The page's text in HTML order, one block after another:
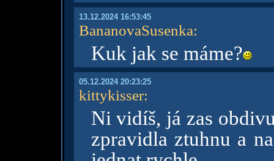
13.12.2024 16:53:45
BananovaSusenka:
Kuk jak se máme?
05.12.2024 20:23:25
kittykisser:
Ni vidíš, já zas
zpravidla ztuhnu a